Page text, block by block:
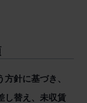
針に基づき、
し替え、未収賃